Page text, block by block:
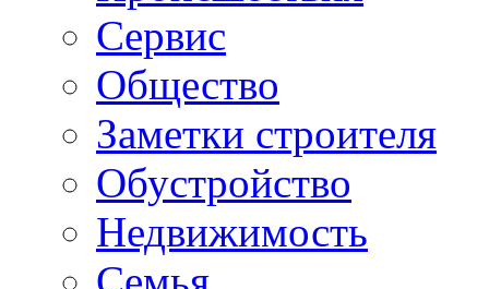
Сервис
Общество
Заметки строителя
Обустройство
Недвижимость